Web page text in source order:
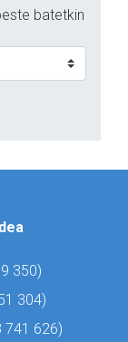
batetkin
350)
304)
741 626)